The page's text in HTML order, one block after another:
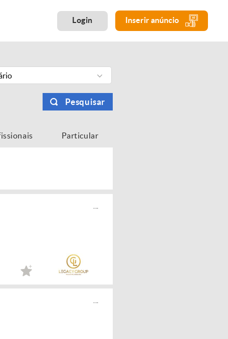
Login Inserir anúncio
Pesquisar
Particular